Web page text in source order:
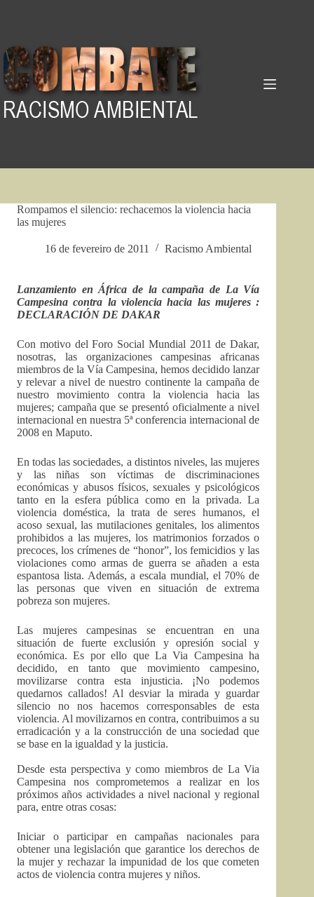
Rompamos el silencio: rechacemos la violencia hacia
las mujeres
16 de fevereiro de 2011 Racismo Ambiental
Lanzamiento en África de la campaña de La Vía
Campesina contra la violencia hacia las mujeres :
DECLARACIÓN DE DAKAR
Con motivo del Foro Social Mundial 2011 de Dakar,
nosotras, las organizaciones campesinas africanas
miembros de la Vía Campesina, hemos decidido lanzar
y relevar a nivel de nuestro continente la campaña de
nuestro movimiento contra la violencia hacia las
mujeres; campaña que se presentó oficialmente a nivel
internacional en nuestra 5ª conferencia internacional de
2008 en Maputo.
En todas las sociedades, a distintos niveles, las mujeres
y las niñas son víctimas de discriminaciones
económicas y abusos físicos, sexuales y psicológicos
tanto en la esfera pública como en la privada. La
violencia doméstica, la trata de seres humanos, el
acoso sexual, las mutilaciones genitales, los alimentos
prohibidos a las mujeres, los matrimonios forzados o
precoces, los crímenes de “honor”, los femicidios y las
violaciones como armas de guerra se añaden a esta
espantosa lista. Además, a escala mundial, el 70% de
las personas que viven en situación de extrema
pobreza son mujeres.
Las mujeres campesinas se encuentran en una
situación de fuerte exclusión y opresión social y
económica. Es por ello que La Via Campesina ha
decidido, en tanto que movimiento campesino,
movilizarse contra esta injusticia. ¡No podemos
quedarnos callados! Al desviar la mirada y guardar
silencio no nos hacemos corresponsables de esta
violencia. Al movilizarnos en contra, contribuimos a su
erradicación y a la construcción de una sociedad que
se base en la igualdad y la justicia.
Desde esta perspectiva y como miembros de La Via
Campesina nos comprometemos a realizar en los
próximos años actividades a nivel nacional y regional
para, entre otras cosas:
Iniciar o participar en campañas nacionales para
obtener una legislación que garantice los derechos de
la mujer y rechazar la impunidad de los que cometen
actos de violencia contra mujeres y niños.